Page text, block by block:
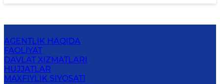
AGENTLIK HAQIDA
FAOLIYAT
DAVLAT XIZMATLARI
HUJJATLAR
MAXFIYLIK SIYOSATI